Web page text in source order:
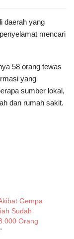
daerah yang
mencari
58 orang tewas
yang
sumber lokal,
dan rumah sakit.
Gempa
Sudah
Orang